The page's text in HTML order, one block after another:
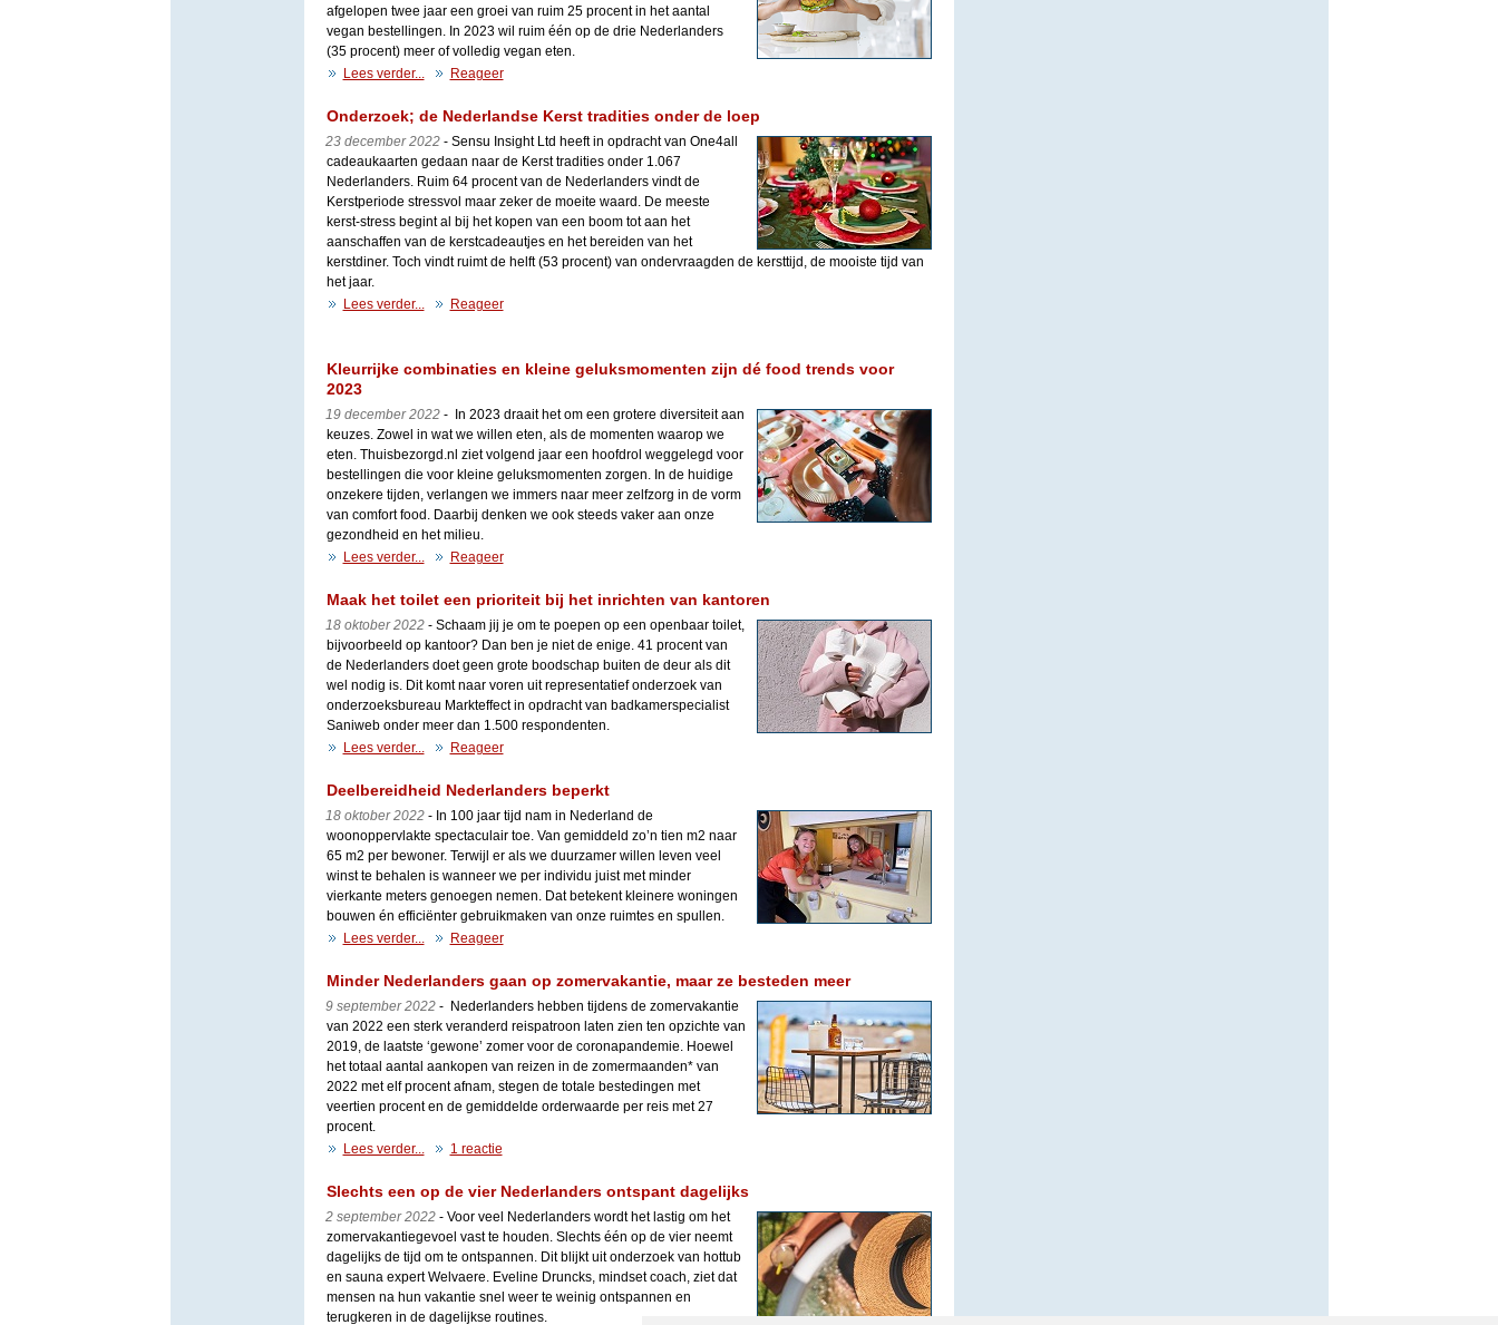
afgelopen twee jaar een groei van ruim 25 procent in het aantal
vegan bestellingen. In 2023 wil ruim één op de drie Nederlanders
(35 procent) meer of volledig vegan eten.
Lees verder...
Reageer
Onderzoek; de Nederlandse Kerst tradities onder de loep
23 december 2022- Sensu Insight Ltd heeft in opdracht van One4all
cadeaukaarten gedaan naar de Kerst tradities onder 1.067
Nederlanders. Ruim 64 procent van de Nederlanders vindt de
Kerstperiode stressvol maar zeker de moeite waard. De meeste
kerst-stress begint al bij het kopen van een boom tot aan het
aanschaffen van de kerstcadeautjes en het bereiden van het
kerstdiner. Toch vindt ruimt de helft (53 procent) van ondervraagden de kersttijd, de mooiste tijd van
het jaar.
Lees verder...
Reageer
Kleurrijke combinaties en kleine geluksmomenten zijn dé food trends voor
2023
19 december 2022- In 2023 draait het om een grotere diversiteit aan
keuzes. Zowel in wat we willen eten, als de momenten waarop we
eten. Thuisbezorgd.nl ziet volgend jaar een hoofdrol weggelegd voor
bestellingen die voor kleine geluksmomenten zorgen. In de huidige
onzekere tijden, verlangen we immers naar meer zelfzorg in de vorm
van comfort food. Daarbij denken we ook steeds vaker aan onze
gezondheid en het milieu.
Lees verder...
Reageer
Maak het toilet een prioriteit bij het inrichten van kantoren
18 oktober 2022- Schaam jij je om te poepen op een openbaar toilet,
bijvoorbeeld op kantoor? Dan ben je niet de enige. 41 procent van
de Nederlanders doet geen grote boodschap buiten de deur als dit
wel nodig is. Dit komt naar voren uit representatief onderzoek van
onderzoeksbureau Markteffect in opdracht van badkamerspecialist
Saniweb onder meer dan 1.500 respondenten.
Lees verder...
Reageer
Deelbereidheid Nederlanders beperkt
18 oktober 2022- In 100 jaar tijd nam in Nederland de
woonoppervlakte spectaculair toe. Van gemiddeld zo’n tien m2 naar
65 m2 per bewoner. Terwijl er als we duurzamer willen leven veel
winst te behalen is wanneer we per individu juist met minder
vierkante meters genoegen nemen. Dat betekent kleinere woningen
bouwen én efficiënter gebruikmaken van onze ruimtes en spullen.
Lees verder...
Reageer
Minder Nederlanders gaan op zomervakantie, maar ze besteden meer
9 september 2022- Nederlanders hebben tijdens de zomervakantie
van 2022 een sterk veranderd reispatroon laten zien ten opzichte van
2019, de laatste ‘gewone’ zomer voor de coronapandemie. Hoewel
het totaal aantal aankopen van reizen in de zomermaanden* van
2022 met elf procent afnam, stegen de totale bestedingen met
veertien procent en de gemiddelde orderwaarde per reis met 27
procent.
Lees verder...
1 reactie
Slechts een op de vier Nederlanders ontspant dagelijks
2 september 2022- Voor veel Nederlanders wordt het lastig om het
zomervakantiegevoel vast te houden. Slechts één op de vier neemt
dagelijks de tijd om te ontspannen. Dit blijkt uit onderzoek van hottub
en sauna expert Welvaere. Eveline Druncks, mindset coach, ziet dat
mensen na hun vakantie snel weer te weinig ontspannen en
terugkeren in de dagelijkse routines.